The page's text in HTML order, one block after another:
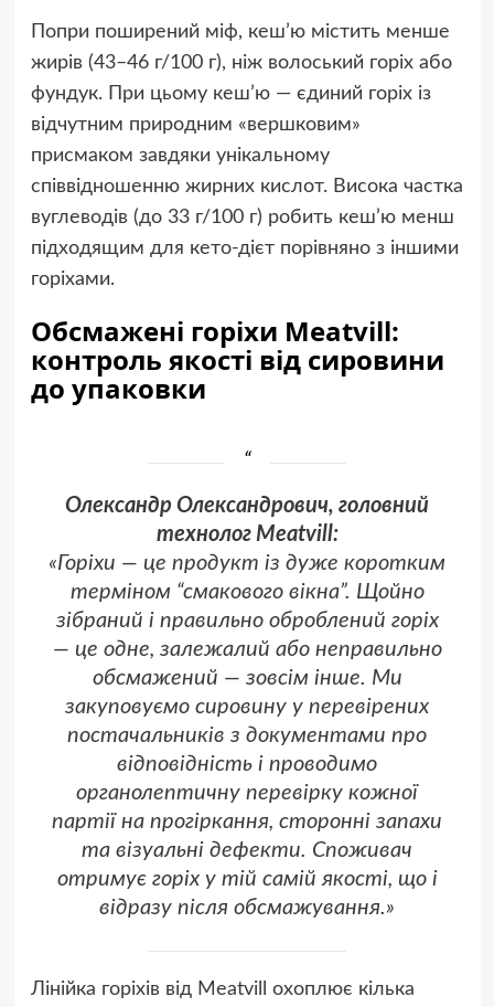
Попри поширений міф, кеш’ю містить менше
жирів (43–46 г/100 г), ніж волоський горіх або
фундук. При цьому кеш’ю — єдиний горіх із
відчутним природним «вершковим»
присмаком завдяки унікальному
співвідношенню жирних кислот. Висока частка
вуглеводів (до 33 г/100 г) робить кеш’ю менш
підходящим для кето-дієт порівняно з іншими
горіхами.
Обсмажені горіхи Meatvill:
контроль якості від сировини
до упаковки
Олександр Олександрович, головний
технолог Meatvill:
«Горіхи — це продукт із дуже коротким
терміном “смакового вікна”. Щойно
зібраний і правильно оброблений горіх
— це одне, залежалий або неправильно
обсмажений — зовсім інше. Ми
закуповуємо сировину у перевірених
постачальників з документами про
відповідність і проводимо
органолептичну перевірку кожної
партії на прогіркання, сторонні запахи
та візуальні дефекти. Споживач
отримує горіх у тій самій якості, що і
відразу після обсмажування.»
Лінійка горіхів від Meatvill охоплює кілька